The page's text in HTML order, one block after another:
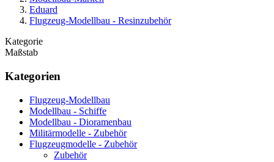
Eduard
Flugzeug-Modellbau - Resinzubehör
Kategorie
Maßstab
Kategorien
Flugzeug-Modellbau
Modellbau - Schiffe
Modellbau - Dioramenbau
Militärmodelle - Zubehör
Flugzeugmodelle - Zubehör
Zubehör